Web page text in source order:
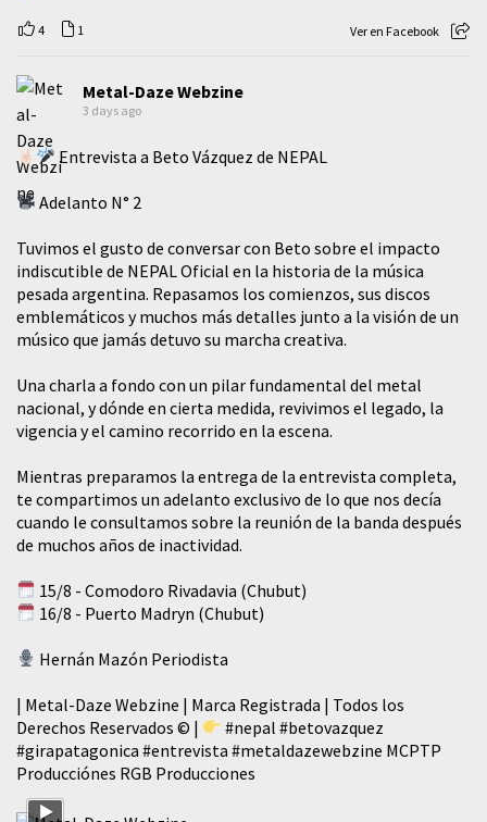
4 1 Ver en Facebook
Metal-Daze Webzine
3 days ago
Entrevista a Beto Vázquez de NEPAL
Adelanto N° 2
Tuvimos el gusto de conversar con Beto sobre el impacto
indiscutible de NEPAL Oficial en la historia de la música
pesada argentina. Repasamos los comienzos, sus discos
emblemáticos y muchos más detalles junto a la visión de un
músico que jamás detuvo su marcha creativa.
​Una charla a fondo con un pilar fundamental del metal
nacional, y dónde en cierta medida, revivimos el legado, la
vigencia y el camino recorrido en la escena.
Mientras preparamos la entrega de la entrevista completa,
te compartimos un adelanto exclusivo de lo que nos decía
cuando le consultamos sobre la reunión de la banda después
de muchos años de inactividad.
15/8 - Comodoro Rivadavia (Chubut)
16/8 - Puerto Madryn (Chubut)
Hernán Mazón Periodista
| Metal-Daze Webzine | Marca Registrada | Todos los
Derechos Reservados © |
#nepal #betovazquez
#girapatagonica #entrevista #metaldazewebzine MCPTP
Producciónes RGB Producciones